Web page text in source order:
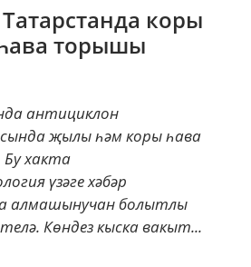
коры
торышы
антициклон
җылы һәм коры һава
хакта
үзәге хәбәр
алмашынучан болытлы
Көндез кыска вакыт...